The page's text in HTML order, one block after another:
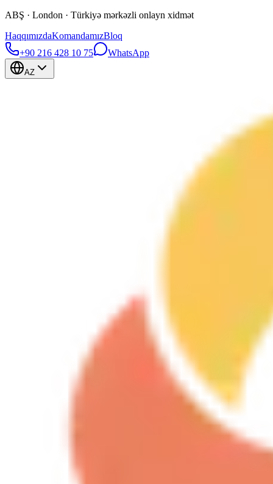
ABŞ · London · Türkiyə mərkəzli onlayn xidmət
HaqqımızdaKomandamızBloq
+90 216 428 10 75
WhatsApp
AZ